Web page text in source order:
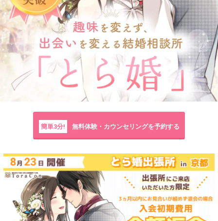
簡単3分! 無料体験・カウンセリングを予約する